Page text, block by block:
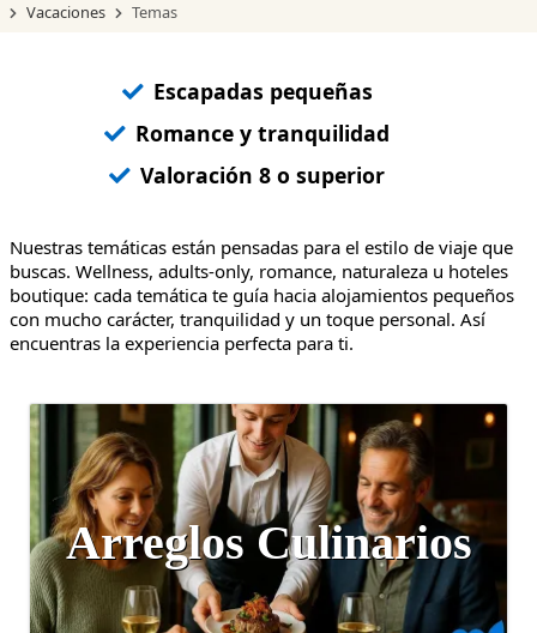
Vacaciones Temas
Escapadas pequeñas
Romance y tranquilidad
Valoración 8 o superior
Nuestras temáticas están pensadas para el estilo de viaje que
buscas. Wellness, adults-only, romance, naturaleza u hoteles
boutique: cada temática te guía hacia alojamientos pequeños
con mucho carácter, tranquilidad y un toque personal. Así
encuentras la experiencia perfecta para ti.
Arreglos Culinarios